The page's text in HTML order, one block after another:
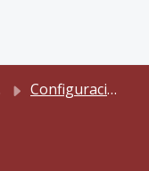
Configuración del rastreador